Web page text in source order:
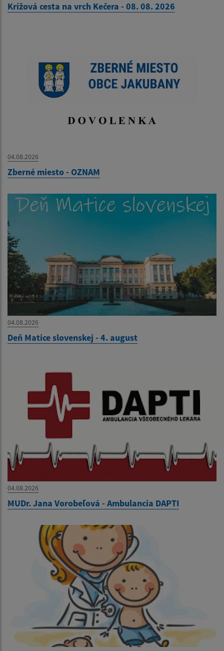
Krížová cesta na vrch Kečera - 08. 08. 2026
04.08.2026
Zberné miesto - OZNAM
04.08.2026
Deň Matice slovenskej - 4. august
04.08.2026
MUDr. Jana Vorobeľová - Ambulancia DAPTI